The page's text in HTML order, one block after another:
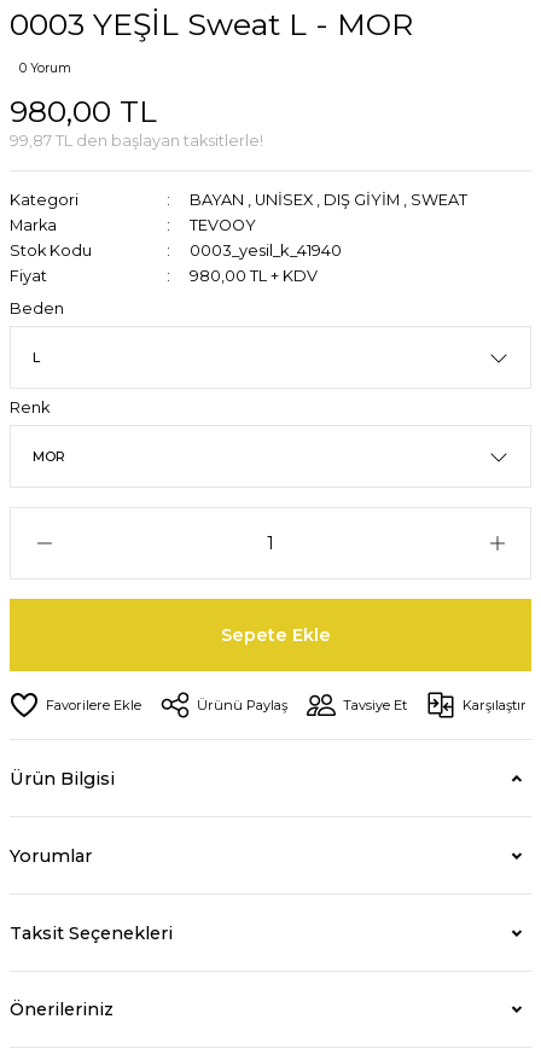
0003 YEŞİL Sweat L - MOR
0 Yorum
980,00 TL
99,87 TL den başlayan taksitlerle!
Kategori BAYAN , UNİSEX , DIŞ GİYİM , SWEAT
Marka
TEVOOY
Stok Kodu
0003_yesil_k_41940
Fiyat
980,00 TL + KDV
Beden
Renk
Sepete Ekle
Ürünü Paylaş Tavsiye Et Karşılaştır
Ürün Bilgisi
Yorumlar
Taksit Seçenekleri
Önerileriniz